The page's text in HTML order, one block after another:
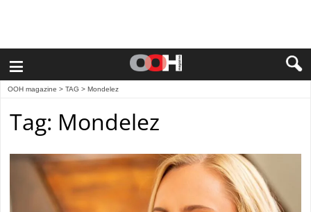
≡
OOH magazine > TAG > Mondelez
Tag: Mondelez